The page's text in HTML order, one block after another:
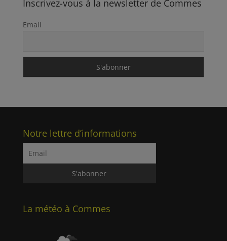
Inscrivez-vous à la newsletter de Commes
Email
Notre lettre d’informations
La météo à Commes